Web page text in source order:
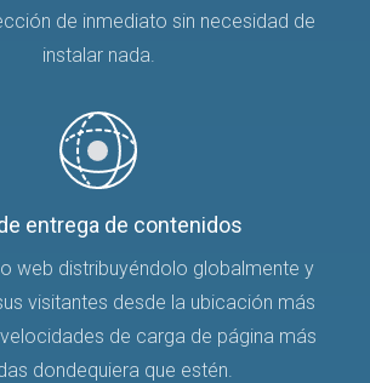
de inmediato sin necesidad de
instalar nada.
entrega de contenidos
web distribuyéndolo globalmente y
visitantes desde la ubicación más
de carga de página más
dondequiera que estén.